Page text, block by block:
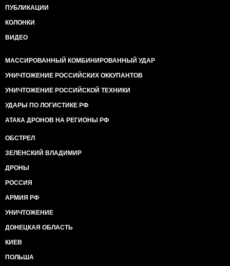
ПУБЛИКАЦИИ
КОЛОНКИ
ВИДЕО
МАССИРОВАННЫЙ КОМБИНИРОВАННЫЙ УДАР
УНИЧТОЖЕНИЕ РОССИЙСКИХ ОККУПАНТОВ
УНИЧТОЖЕНИЕ РОССИЙСКОЙ ТЕХНИКИ
УДАРЫ ПО ЛОГИСТИКЕ РФ
АТАКА ДРОНОВ НА РЕГИОНЫ РФ
ОБСТРЕЛ
ЗЕЛЕНСКИЙ ВЛАДИМИР
ДРОНЫ
РОССИЯ
АРМИЯ РФ
УНИЧТОЖЕНИЕ
ДОНЕЦКАЯ ОБЛАСТЬ
КИЕВ
ПОЛЬША